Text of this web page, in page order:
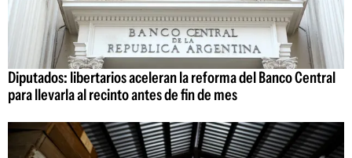
Diputados: libertarios aceleran la reforma del Banco Central
para llevarla al recinto antes de fin de mes